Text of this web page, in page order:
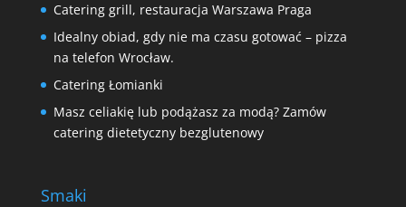
Catering grill, restauracja Warszawa Praga
Idealny obiad, gdy nie ma czasu gotować – pizza
na telefon Wrocław.
Catering Łomianki
Masz celiakię lub podążasz za modą? Zamów
catering dietetyczny bezglutenowy
Smaki